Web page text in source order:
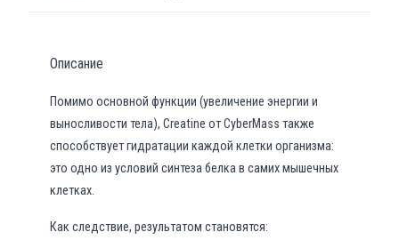
Описание
Помимо основной функции (увеличение энергии и
выносливости тела), Creatine от CyberMass также
способствует гидратации каждой клетки организма:
это одно из условий синтеза белка в самих мышечных
клетках.
Как следствие, результатом становятся: